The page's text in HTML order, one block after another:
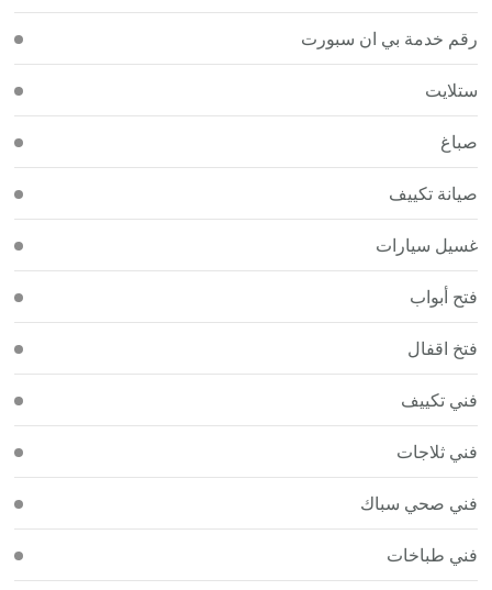
رقم خدمة بي ان سبورت
ستلايت
صباغ
صيانة تكييف
غسيل سيارات
فتح أبواب
فتخ اقفال
فني تكييف
فني ثلاجات
فني صحي سباك
فني طباخات